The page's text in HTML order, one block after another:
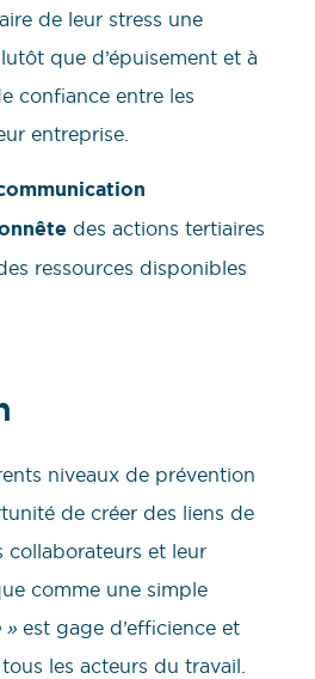
de leur stress une
que d’épuisement et à
confiance entre les
entreprise.
des actions tertiaires
ressources disponibles
niveaux de prévention
de créer des liens de
collaborateurs et leur
comme une simple
» est gage d’efficience et
les acteurs du travail.